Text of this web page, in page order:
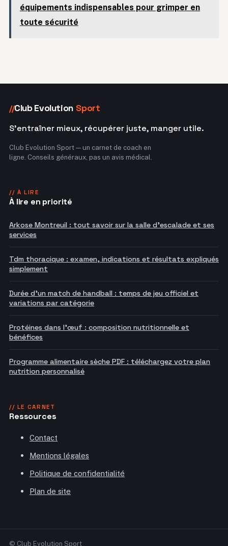
équipements indispensables pour grimper en
toute sécurité
//Club Evolution Sport
S'entraîner mieux, récupérer juste, manger utile.
Club Evolution Sport — un carnet de coach en
ligne. Conseils généraux, pas un avis médical.
// À LIRE
À lire en priorité
Arkose Montreuil : tout savoir sur la salle d'escalade et ses
services
Tdm thoracique : examen, indications et résultats expliqués
simplement
Durée d'un match de handball : temps de jeu officiel et
variations par catégorie
Protéines dans l'œuf : composition nutritionnelle et
bénéfices
Programme alimentaire sèche PDF : téléchargez votre plan
nutrition personnalisé
// LE CARNET
Ressources
Contact
Mentions légales
Politique de confidentialité
Plan de site
© Club Evolution Sport